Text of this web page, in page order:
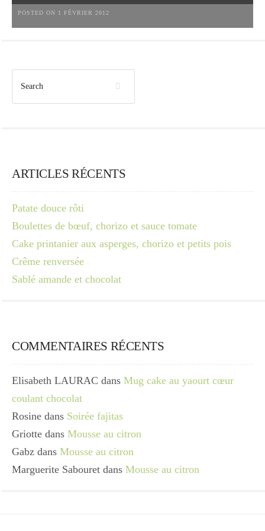
POSTED ON 1 FÉVRIER 2012
ARTICLES RÉCENTS
Patate douce rôti
Boulettes de bœuf, chorizo et sauce tomate
Cake printanier aux asperges, chorizo et petits pois
Crême renversée
Sablé amande et chocolat
COMMENTAIRES RÉCENTS
Elisabeth LAURAC dans Mug cake au yaourt cœur
coulant chocolat
Rosine dans Soirée fajitas
Griotte dans Mousse au citron
Gabz dans Mousse au citron
Marguerite Sabouret dans Mousse au citron